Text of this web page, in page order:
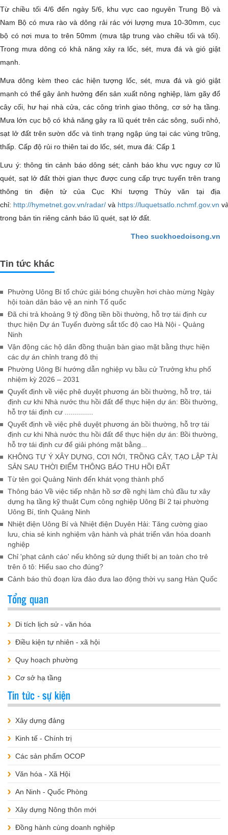
Từ chiều tối 4/6 đến ngày 5/6, khu vực cao nguyên Trung Bộ và
Nam Bộ có mưa rào và dông rải rác với lượng mưa 10-30mm, cục
bộ có nơi mưa to trên 50mm (mưa tập trung vào chiều tối và tối).
Trong mưa dông có khả năng xảy ra lốc, sét, mưa đá và gió giật
mạnh.
Mưa dông kèm theo các hiện tượng lốc, sét, mưa đá và gió giật
mạnh có thể gây ảnh hưởng đến sản xuất nông nghiệp, làm gãy đổ
cây cối, hư hại nhà cửa, các công trình giao thông, cơ sở hạ tầng.
Mưa lớn cục bộ có khả năng gây ra lũ quét trên các sông, suối nhỏ,
sạt lở đất trên sườn dốc và tình trạng ngập úng tại các vùng trũng,
thấp. Cấp độ rủi ro thiên tai do lốc, sét, mưa đá: Cấp 1
Lưu ý: thông tin cảnh báo dông sét; cảnh báo khu vực nguy cơ lũ
quét, sạt lở đất thời gian thực được cung cấp trực tuyến trên trang
thông tin điện tử của Cục Khí tượng Thủy văn tại địa
chỉ: http://hymetnet.gov.vn/radar/ và https://luquetsatlo.nchmf.gov.vn
trong bản tin riêng cảnh báo lũ quét, sạt lở đất.
Theo suckhoedoisong.vn
Tin tức khác
Phường Uông Bí tổ chức giải bóng chuyền hơi chào mừng Ngày
hội toàn dân bảo vệ an ninh Tổ quốc
Đã chi trả khoảng 9 tỷ đồng tiền bồi thường, hỗ trợ tái định cư
thực hiện Dự án Tuyến đường sắt tốc độ cao Hà Nội - Quảng
Ninh
Vận động các hộ dân đồng thuận bàn giao mặt bằng thực hiện
các dự án chỉnh trang đô thị
Phường Uông Bí hướng dẫn nghiệp vụ bầu cử Trưởng khu phố
nhiệm kỳ 2026 – 2031
Quyết định về việc phê duyệt phương án bồi thường, hỗ trợ, tái
định cư khi Nhà nước thu hồi đất để thực hiện dự án: Bồi thường,
hỗ trợ tái định cư ..............
Quyết định về việc phê duyệt phương án bồi thường, hỗ trợ tái
định cư khi Nhà nước thu hồi đất để thực hiện dự án: Bồi thường,
hỗ trợ tái định cư để giải phóng mặt bằng...
KHÔNG TỰ Ý XÂY DỰNG, CƠI NỚI, TRỒNG CÂY, TẠO LẬP TÀI
SẢN SAU THỜI ĐIỂM THÔNG BÁO THU HỒI ĐẤT
Từ tên gọi Quảng Ninh đến khát vọng thành phố
Thông báo Về việc tiếp nhận hồ sơ đề nghị làm chủ đầu tư xây
dựng hạ tầng kỹ thuật Cụm công nghiệp Uông Bí 2 tại phường
Uông Bí, tỉnh Quảng Ninh
Nhiệt điện Uông Bí và Nhiệt điện Duyên Hải: Tăng cường giao
lưu, chia sẻ kinh nghiệm vận hành và phát triển văn hóa doanh
nghiệp
Chỉ 'phạt cảnh cáo' nếu không sử dụng thiết bị an toàn cho trẻ
trên ô tô: Hiểu sao cho đúng?
Cảnh báo thủ đoạn lừa đảo đưa lao động thời vụ sang Hàn Quốc
Tổng quan
Di tích lịch sử - văn hóa
Điều kiện tự nhiên - xã hội
Quy hoạch phường
Cơ sở hạ tầng
Tin tức - sự kiện
Xây dựng đảng
Kinh tế - Chính trị
Các sản phẩm OCOP
Văn hóa - Xã Hội
An Ninh - Quốc Phòng
Xây dựng Nông thôn mới
Đồng hành cùng doanh nghiệp